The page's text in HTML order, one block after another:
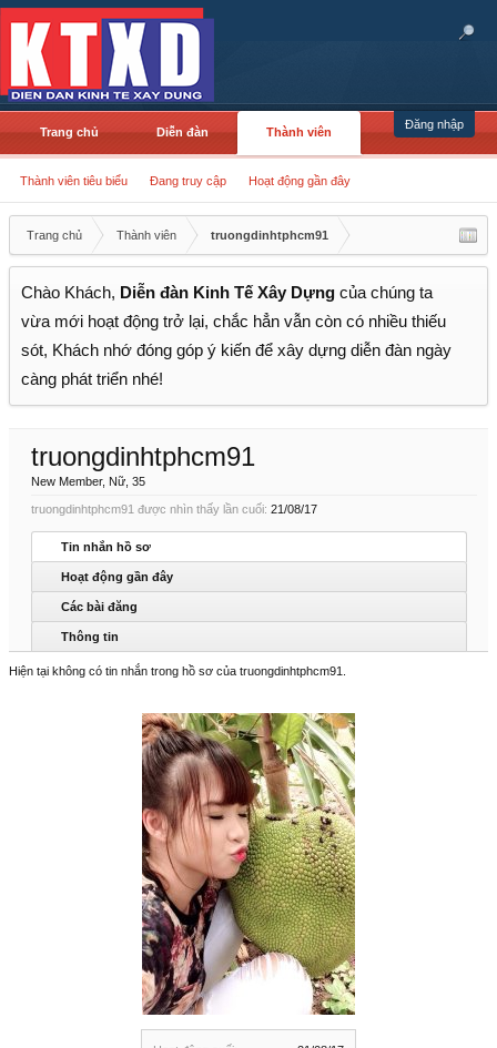
Đăng nhập
Trang chủ Diễn đàn Thành viên
Thành viên tiêu biểu Đang truy cập Hoạt động gần đây
Trang chủ Thành viên truongdinhtphcm91
Chào Khách, Diễn đàn Kinh Tế Xây Dựng của chúng ta
vừa mới hoạt động trở lại, chắc hẳn vẫn còn có nhiều thiếu
sót, Khách nhớ đóng góp ý kiến để xây dựng diễn đàn ngày
càng phát triển nhé!
truongdinhtphcm91
New Member, Nữ, 35
truongdinhtphcm91 được nhìn thấy lần cuối: 21/08/17
Tin nhắn hồ sơ
Hoạt động gần đây
Các bài đăng
Thông tin
Hiện tại không có tin nhắn trong hồ sơ của truongdinhtphcm91.